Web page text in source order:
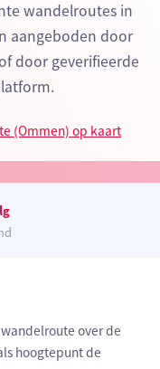
wandelroutes in
aangeboden door
door geverifieerde
(Ommen) op kaart
over de
hoogtepunt de